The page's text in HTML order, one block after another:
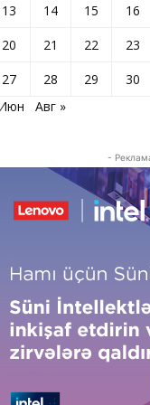
13 14 15 16
20
21 22 23
27
28 29 30
Авг »
-